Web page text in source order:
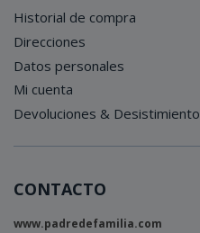
Historial de compra
Direcciones
Datos personales
Mi cuenta
Devoluciones & Desistimiento
CONTACTO
www.padredefamilia.com